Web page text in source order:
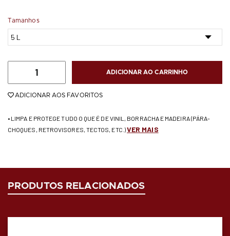
Tamanhos
ADICIONAR AO CARRINHO
ADICIONAR AOS FAVORITOS
• LIMPA E PROTEGE TUDO O QUE É DE VINIL, BORRACHA E MADEIRA (PÁRA-
CHOQUES, RETROVISORES, TECTOS, ETC.)VER MAIS
PRODUTOS RELACIONADOS